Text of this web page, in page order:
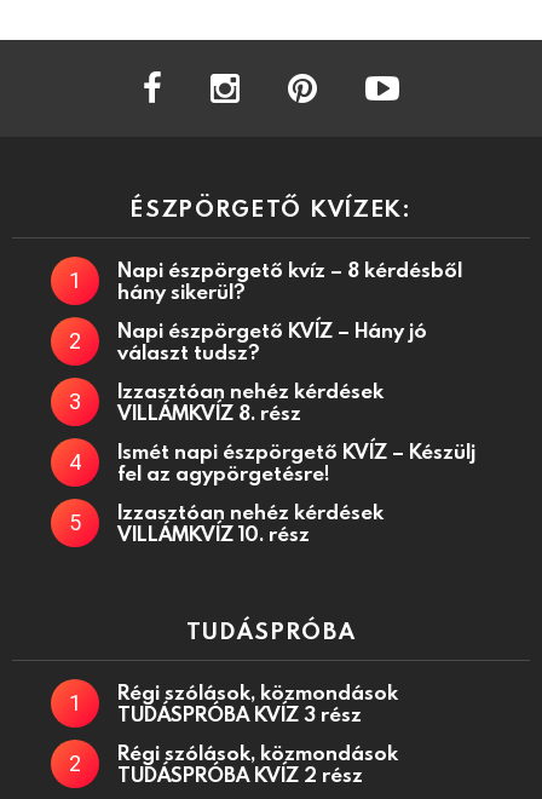
facebook instagram
ÉSZPÖRGETŐ KVÍZEK:
Napi észpörgető kvíz – 8 kérdésből
hány sikerül?
Napi észpörgető KVÍZ – Hány jó
választ tudsz?
Izzasztóan nehéz kérdések
VILLÁMKVÍZ 8. rész
Ismét napi észpörgető KVÍZ – Készülj
fel az agypörgetésre!
Izzasztóan nehéz kérdések
VILLÁMKVÍZ 10. rész
TUDÁSPRÓBA
Régi szólások, közmondások
TUDÁSPRÓBA KVÍZ 3 rész
Régi szólások, közmondások
TUDÁSPRÓBA KVÍZ 2 rész